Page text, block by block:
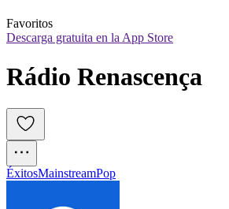
Favoritos
Descarga gratuita en la App Store
Rádio Renascença
ÉxitosMainstreamPop